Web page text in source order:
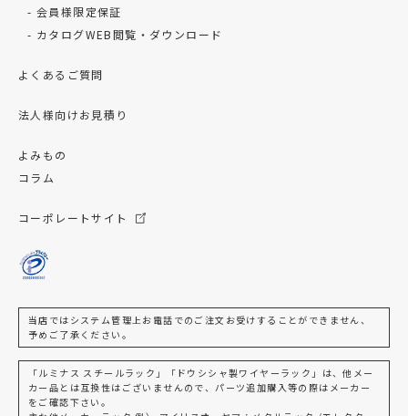
会員様限定保証
カタログWEB閲覧・ダウンロード
よくあるご質問
法人様向けお見積り
よみもの
コラム
コーポレートサイト
当店ではシステム管理上お電話でのご注文お受けすることができません、
予めご了承ください。
「ルミナス スチールラック」「ドウシシャ製ワイヤーラック」は、他メー
カー品とは互換性はございませんので、パーツ追加購入等の際はメーカー
をご確認下さい。